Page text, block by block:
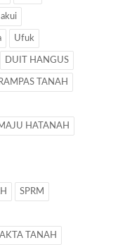
akui
Ufuk
DUIT HANGUS
TANAH
HATANAH
SPRM
AKTA TANAH